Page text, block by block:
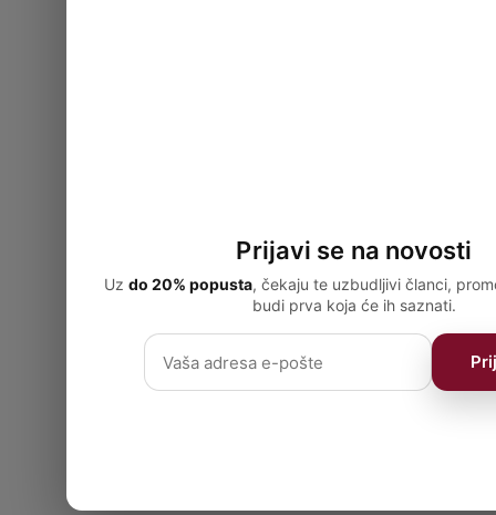
Prijavi se na novosti
Uz do 20% popusta, čekaju te uzbudljivi članci,
budi prva koja će ih saznati.